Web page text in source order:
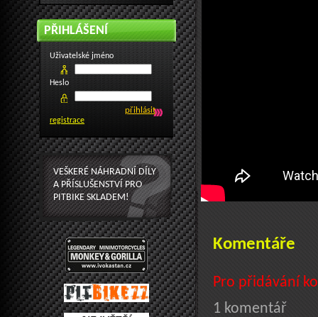
Komentáře
Pro přidávání
1 komentář
PŘIHLÁŠENÍ
Uživatelské jméno
Heslo
registrace
VEŠKERÉ NÁHRADNÍ DÍLY
A PŘÍSLUŠENSTVÍ PRO
PITBIKE SKLADEM!